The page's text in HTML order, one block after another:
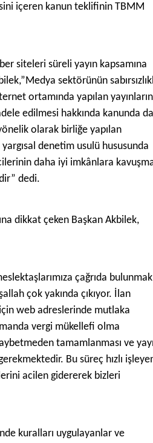
içeren kanun teklifinin TBMM
siteleri süreli yayın kapsamına
sektörünün
ortamında yapılan yayınların
edilmesi hakkında kanunda da
olarak birliğe yapılan
denetim usulü hususunda
daha iyi imkânlara
dedi.
dikkat çeken Başkan Akbilek,
çağrıda bulunmak
çok yakında çıkıyor. İlan
için web adreslerinde mutlaka
vergi mükellefi olma
tamamlanması ve
Bu süreç hızlı
acilen gidererek bizleri
kuralları uygulayanlar ve